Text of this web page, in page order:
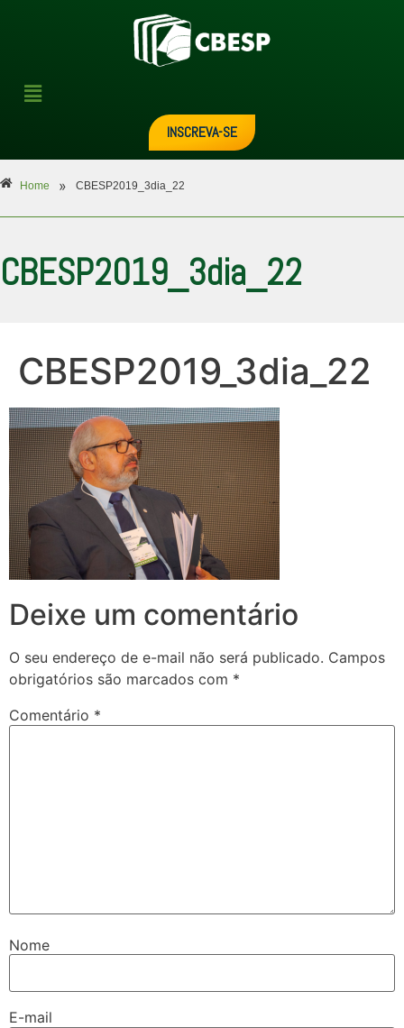
INSCREVA-SE
Home » CBESP2019_3dia_22
CBESP2019_3dia_22
CBESP2019_3dia_22
Deixe um comentário
O seu endereço de e-mail não será publicado. Campos
obrigatórios são marcados com *
Comentário *
Nome
E-mail